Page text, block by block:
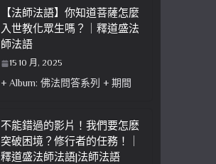
【法師法語】你知道菩薩怎麼
入世教化眾生嗎？｜釋道盛法
師法語
15 10 月, 2025
+ Album: 佛法問答系列 + 期間
不能錯過的影片！我們要怎麽
突破困境？修行者的任務！｜
釋道盛法師法語|法師法語